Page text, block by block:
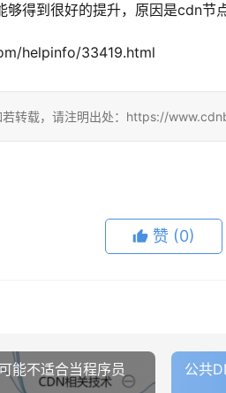
得到很好的提升，原因是cdn节
helpinfo/33419.html
若转载，请注明出处：https://
赞 (0)
能不适合当程序员 公共